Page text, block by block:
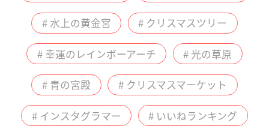
# 水上の黄金宮 # クリスマスツリー
# 幸運のレインボーアーチ # 光の草原
# 青の宮殿 # クリスマスマーケット
# インスタグラマー # いいねランキング